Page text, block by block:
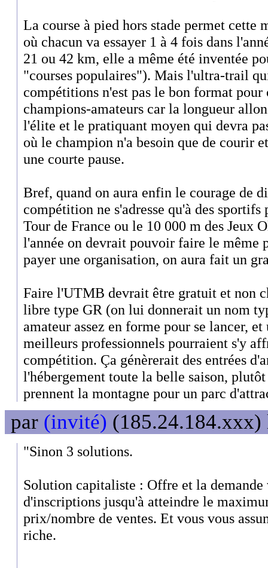
La course à pied hors stade permet cette
où chacun va essayer 1 à 4 fois dans
21 ou 42 km, elle a même été inventée
"courses populaires"). Mais l'ultra-trail
compétitions n'est pas le bon format
champions-amateurs car la longueur
l'élite et le pratiquant moyen qui devra
où le champion n'a besoin que de courir
une courte pause.
Bref, quand on aura enfin le courage de
compétition ne s'adresse qu'à des
Tour de France ou le 10 000 m des Jeux
l'année on devrait pouvoir faire le même
payer une organisation, on aura fait un
Faire l'UTMB devrait être gratuit et non
libre type GR (on lui donnerait un nom
amateur assez en forme pour se lancer,
meilleurs professionnels pourraient s'y
compétition. Ça génèrerait des entrées
l'hébergement toute la belle saison,
prennent la montagne pour un parc
par (invité) (185.24.184.xxx)
"Sinon 3 solutions.
Solution capitaliste : Offre et la demande
d'inscriptions jusqu'à atteindre le
prix/nombre de ventes. Et vous vous
riche.